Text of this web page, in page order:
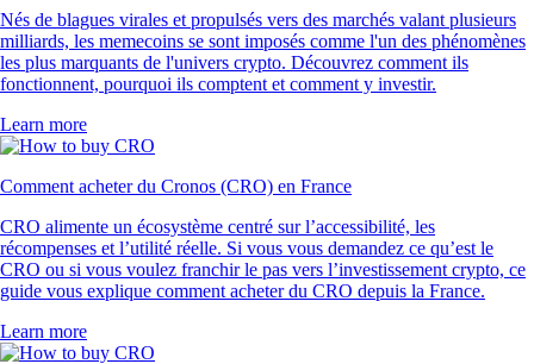
Nés de blagues virales et propulsés vers des marchés valant plusieurs
milliards, les memecoins se sont imposés comme l'un des phénomènes
les plus marquants de l'univers crypto. Découvrez comment ils
fonctionnent, pourquoi ils comptent et comment y investir.
Learn more
Comment acheter du Cronos (CRO) en France
CRO alimente un écosystème centré sur l’accessibilité, les
récompenses et l’utilité réelle. Si vous vous demandez ce qu’est le
CRO ou si vous voulez franchir le pas vers l’investissement crypto, ce
guide vous explique comment acheter du CRO depuis la France.
Learn more